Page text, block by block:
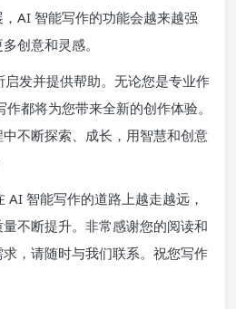
AI 智能写作的功能会越来越强
创意和灵感。
发并提供帮助。无论您是专业作
都将为您带来全新的创作体验。
不断探索、成长，用智慧和创意
AI 智能写作的道路上越走越远，
不断提升。非常感谢您的阅读和
，请随时与我们联系。祝您写作